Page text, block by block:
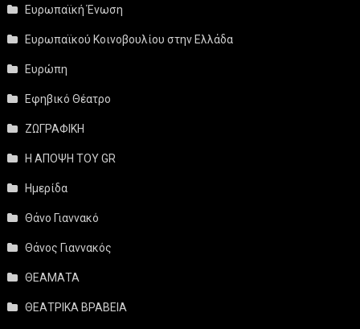
Ευρωπαϊκή Ένωση
Ευρωπαϊκού Κοινοβουλίου στην Ελλάδα
Ευρώπη
Εφηβικό Θέατρο
ΖΩΓΡΑΦΙΚΗ
Η ΑΠΟΨΗ ΤΟΥ GR
Ημερίδα
Θάνο Γιαννακό
Θάνος Γιαννακός
ΘΕΑΜΑΤΑ
ΘΕΑΤΡΙΚΑ ΒΡΑΒΕΙΑ